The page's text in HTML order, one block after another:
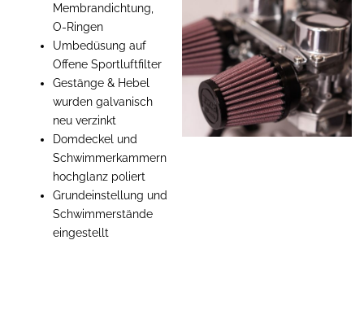
Membrandichtung,
O-Ringen
Umbedüsung auf
Offene Sportluftfilter
Gestänge & Hebel
wurden galvanisch
neu verzinkt
Domdeckel und
Schwimmerkammern
hochglanz poliert
Grundeinstellung und
Schwimmerstände
eingestellt